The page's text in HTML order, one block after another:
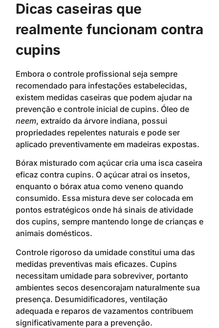
Dicas caseiras que
realmente funcionam contra
cupins
Embora o controle profissional seja sempre
recomendado para infestações estabelecidas,
existem medidas caseiras que podem ajudar na
prevenção e controle inicial de cupins. Óleo de
neem, extraído da árvore indiana, possui
propriedades repelentes naturais e pode ser
aplicado preventivamente em madeiras expostas.
Bórax misturado com açúcar cria uma isca caseira
eficaz contra cupins. O açúcar atrai os insetos,
enquanto o bórax atua como veneno quando
consumido. Essa mistura deve ser colocada em
pontos estratégicos onde há sinais de atividade
dos cupins, sempre mantendo longe de crianças e
animais domésticos.
Controle rigoroso da umidade constitui uma das
medidas preventivas mais eficazes. Cupins
necessitam umidade para sobreviver, portanto
ambientes secos desencorajam naturalmente sua
presença. Desumidificadores, ventilação
adequada e reparos de vazamentos contribuem
significativamente para a prevenção.